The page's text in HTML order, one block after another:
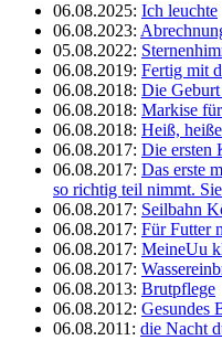
06.08.2025: Ich leuchte
06.08.2023:
05.08.2022:
06.08.2019: Fertig mit
06.08.2018: Die Geburt
06.08.2018: Markise
06.08.2018: Heiß,
06.08.2017: Die ersten
06.08.2017: Das erste
so richtig teil nimmt.
06.08.2017: Seilbahn
06.08.2017: Für Futter
06.08.2017: MeineUu
06.08.2017:
06.08.2013: Brutpflege
06.08.2012: Gesundes
06.08.2011: die Nacht